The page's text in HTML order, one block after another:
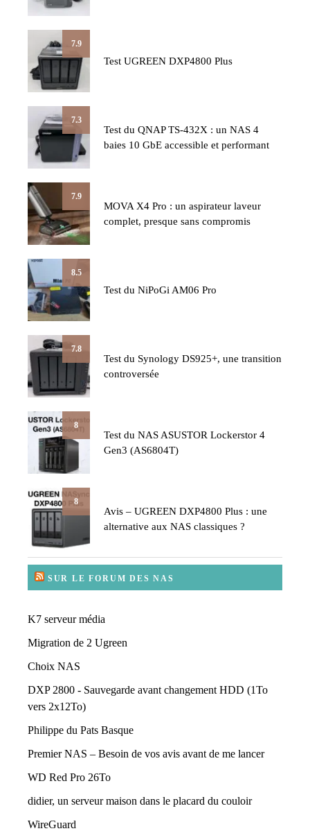
7.9
Test UGREEN DXP4800 Plus
7.3
Test du QNAP TS-432X : un NAS 4
baies 10 GbE accessible et performant
7.9
MOVA X4 Pro : un aspirateur laveur
complet, presque sans compromis
8.5
Test du NiPoGi AM06 Pro
7.8
Test du Synology DS925+, une transition
controversée
8
Test du NAS ASUSTOR Lockerstor 4
Gen3 (AS6804T)
8
Avis – UGREEN DXP4800 Plus : une
alternative aux NAS classiques ?
SUR LE FORUM DES NAS
K7 serveur média
Migration de 2 Ugreen
Choix NAS
DXP 2800 - Sauvegarde avant changement HDD (1To
vers 2x12To)
Philippe du Pats Basque
Premier NAS – Besoin de vos avis avant de me lancer
WD Red Pro 26To
didier, un serveur maison dans le placard du couloir
WireGuard